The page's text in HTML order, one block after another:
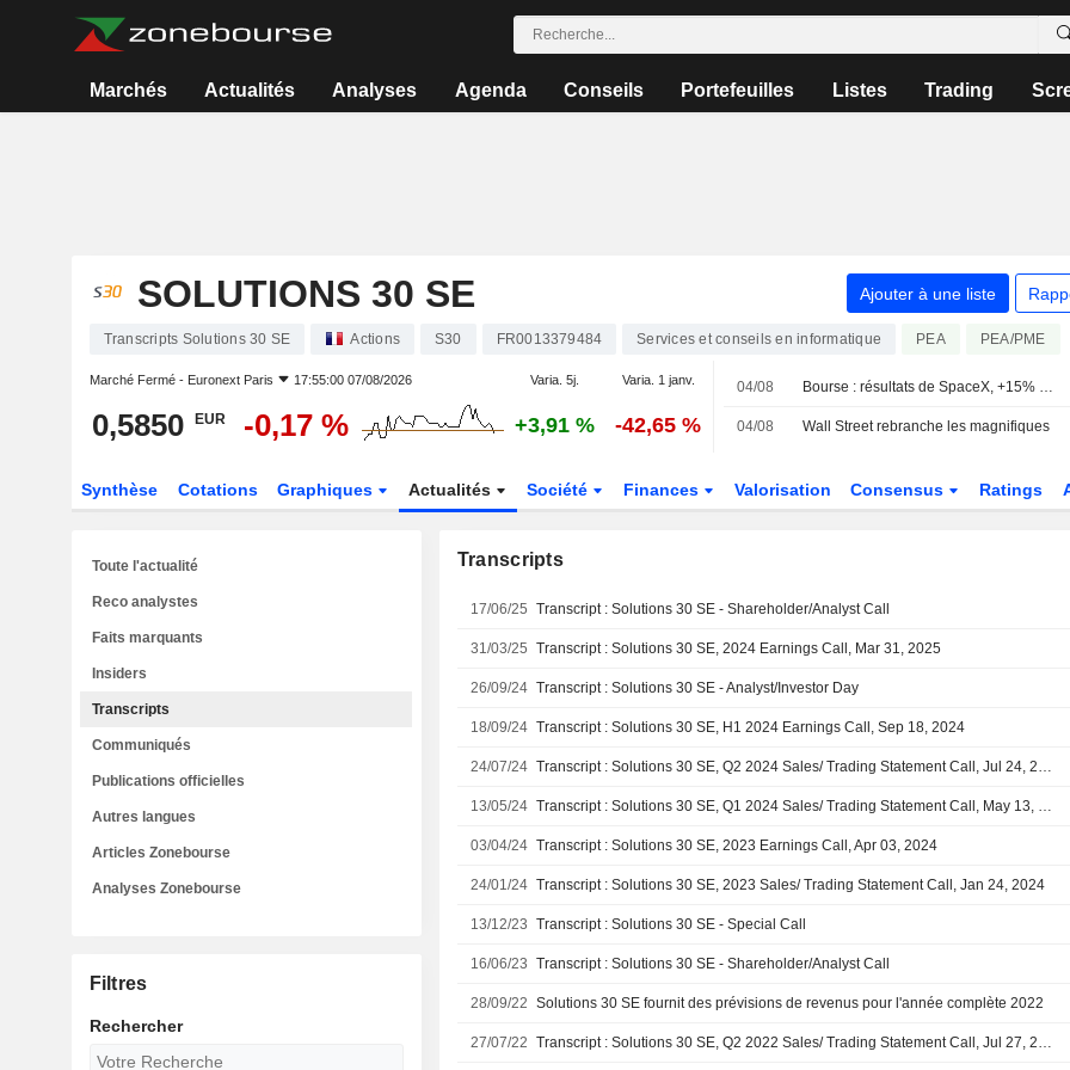
Marchés Actualités Analyses Agenda Conseils Portefeuilles Listes Trading
SOLUTIONS 30 SE Ajouter à une liste
Transcripts Solutions 30 SE Actions S30 FR0013379484 Services et conseils en informatique PEA PEA/PME
Marché Fermé - Euronext Paris 17:55:00 07/08/2026 Varia. 5j. Varia. 1 janv.
0,5850 EUR -0,17 % +3,91 % -42,65 %
04/08 Bourse : résultats de SpaceX, +15% pour Palantir, 30 à 40 MdsUSD pour Shein
04/08 Wall Street rebranche les magnifiques
Synthèse Cotations Graphiques Actualités Société Finances Valorisation Consensus Ratings
Transcripts
17/06/25 Transcript : Solutions 30 SE - Shareholder/Analyst Call
31/03/25 Transcript : Solutions 30 SE, 2024 Earnings Call, Mar 31, 2025
26/09/24 Transcript : Solutions 30 SE - Analyst/Investor Day
18/09/24 Transcript : Solutions 30 SE, H1 2024 Earnings Call, Sep 18, 2024
24/07/24 Transcript : Solutions 30 SE, Q2 2024 Sales/ Trading Statement Call, Jul 24, 2024
13/05/24 Transcript : Solutions 30 SE, Q1 2024 Sales/ Trading Statement Call, May 13, 2024
03/04/24 Transcript : Solutions 30 SE, 2023 Earnings Call, Apr 03, 2024
24/01/24 Transcript : Solutions 30 SE, 2023 Sales/ Trading Statement Call, Jan 24, 2024
13/12/23 Transcript : Solutions 30 SE - Special Call
16/06/23 Transcript : Solutions 30 SE - Shareholder/Analyst Call
28/09/22 Solutions 30 SE fournit des prévisions de revenus pour l'année complète 2022
27/07/22 Transcript : Solutions 30 SE, Q2 2022 Sales/ Trading Statement Call, Jul 27, 2022
Toute l'actualité
Reco analystes
Faits marquants
Insiders
Transcripts
Communiqués
Publications officielles
Autres langues
Articles Zonebourse
Analyses Zonebourse
Filtres
Rechercher